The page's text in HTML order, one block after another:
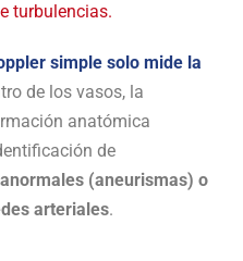
turbulencias.
simple solo mide la
de los vasos, la
anatómica
de
(aneurismas) o
arteriales.